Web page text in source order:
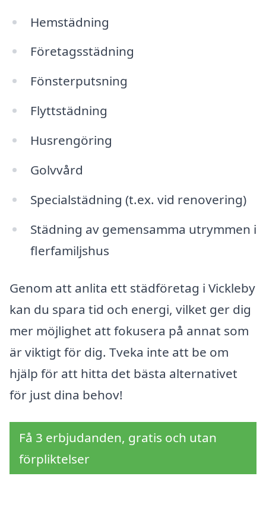
Hemstädning
Företagsstädning
Fönsterputsning
Flyttstädning
Husrengöring
Golvvård
Specialstädning (t.ex. vid renovering)
Städning av gemensamma utrymmen i
flerfamiljshus
Genom att anlita ett städföretag i Vickleby
kan du spara tid och energi, vilket ger dig
mer möjlighet att fokusera på annat som
är viktigt för dig. Tveka inte att be om
hjälp för att hitta det bästa alternativet
för just dina behov!
Få 3 erbjudanden, gratis och utan
förpliktelser